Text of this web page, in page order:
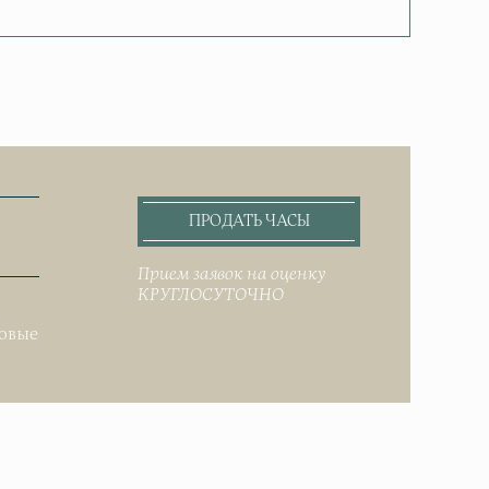
ПРОДАТЬ ЧАСЫ
Прием заявок на оценку
КРУГЛОСУТОЧНО